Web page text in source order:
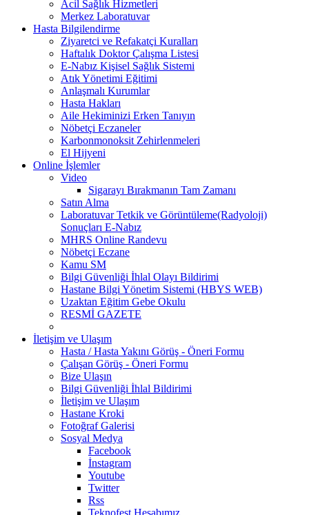
Acil Sağlık Hizmetleri
Merkez Laboratuvar
Hasta Bilgilendirme
Ziyaretci ve Refakatçi Kuralları
Haftalık Doktor Çalışma Listesi
E-Nabız Kişisel Sağlık Sistemi
Atık Yönetimi Eğitimi
Anlaşmalı Kurumlar
Hasta Hakları
Aile Hekiminizi Erken Tanıyın
Nöbetçi Eczaneler
Karbonmonoksit Zehirlenmeleri
El Hijyeni
Online İşlemler
Video
Sigarayı Bırakmanın Tam Zamanı
Satın Alma
Laboratuvar Tetkik ve Görüntüleme(Radyoloji)
Sonuçları E-Nabız
MHRS Online Randevu
Nöbetçi Eczane
Kamu SM
Bilgi Güvenliği İhlal Olayı Bildirimi
Hastane Bilgi Yönetim Sistemi (HBYS WEB)
Uzaktan Eğitim Gebe Okulu
RESMİ GAZETE
İletişim ve Ulaşım
Hasta / Hasta Yakını Görüş - Öneri Formu
Çalışan Görüş - Öneri Formu
Bize Ulaşın
Bilgi Güvenliği İhlal Bildirimi
İletişim ve Ulaşım
Hastane Kroki
Fotoğraf Galerisi
Sosyal Medya
Facebook
İnstagram
Youtube
Twitter
Rss
Teknofest Hesabımız